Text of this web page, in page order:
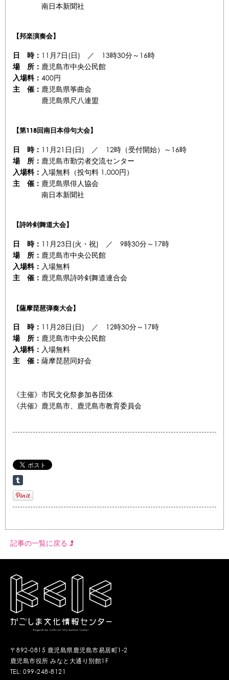
南日本新聞社
【邦楽演奏会】
日 時： 11月7日(日) ／ 13時30分～16時
場 所： 鹿児島市中央公民館
入場料： 400円
主 催： 鹿児島県筝曲会
鹿児島県尺八連盟
【第118回南日本俳句大会】
日 時： 11月21日(日) ／ 12時（受付開始）～16時
場 所： 鹿児島市勤労者交流センター
入場料： 入場無料（投句料 1,000円）
主 催： 鹿児島県俳人協会
南日本新聞社
【詩吟剣舞道大会】
日 時： 11月23日(火・祝) ／ 9時30分～17時
場 所： 鹿児島市中央公民館
入場料： 入場無料
主 催： 鹿児島県詩吟剣舞道連合会
【薩摩琵琶弾奏大会】
日 時： 11月28日(日) ／ 12時30分～17時
場 所： 鹿児島市中央公民館
入場料： 入場無料
主 催： 薩摩琵琶同好会
《主催》市民文化祭参加各団体
《共催》鹿児島市、鹿児島市教育委員会
記事の一覧に戻る
〒892-0815 鹿児島県鹿児島市易居町1-2
鹿児島市役所 みなと大通り別館1F
TEL: 099-248-8121